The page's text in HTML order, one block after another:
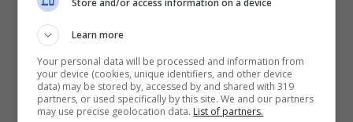
cane a soffrire di sovrappeso.
Inoltre anche il contenuto di grassi saturi
presenti nella panna acida è alto. Quindi un
eccessivo consumo di tale condimento
Learn more
Your personal data will be processed and information from
your device (cookies, unique identifiers, and other device
data) may be stored by, accessed by and shared with 319
partners, or used specifically by this site. We and our partners
may use precise geolocation data. List of partners.